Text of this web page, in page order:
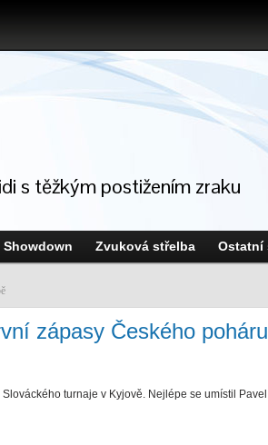
s těžkým postižením zraku
Showdown Zvuková střelba Ostatní
zápasy Českého poháru
turnaje v Kyjově. Nejlépe se umístil